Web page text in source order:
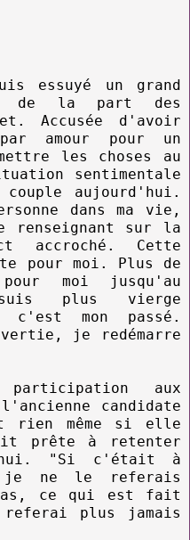
essuyé un grand
de la part des
Accusée d'avoir
amour pour un
les choses au
sentimentale
aujourd'hui.
dans ma vie,
renseignant sur la
Cette
pour moi. Plus de
moi jusqu'au
plus vierge
c'est mon passé.
je redémarre
aux
candidate
rien même si elle
prête à retenter
"Si c'était à
je ne le referais
ce qui est fait
plus jamais